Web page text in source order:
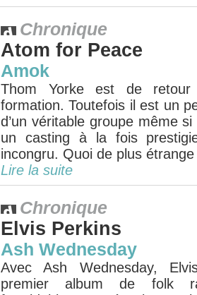
Chronique
Atom for Peace
Amok
Thom Yorke est de retour
formation. Toutefois il est un
d’un véritable groupe même
un casting à la fois
incongru. Quoi de plus
Lire la suite
Chronique
Elvis Perkins
Ash Wednesday
Avec Ash Wednesday,
premier album de folk